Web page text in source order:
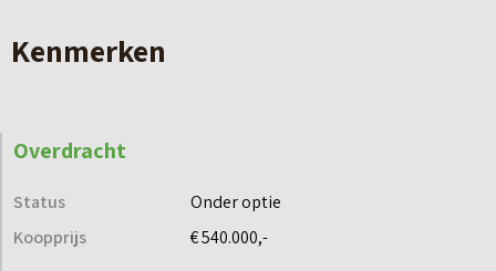
in via het digitale inschrijfformulier op nij-wenwille.nl.
verkoop van rijwoningen en levensloopgeschikte
verandawoningen in nieuwbouwproject Nij Wenwille in
Kenmerken
Overdracht
Status
Onder optie
Koopprijs
€ 540.000,-